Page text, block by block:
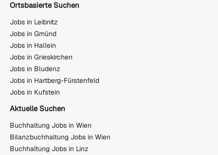
Ortsbasierte Suchen
Jobs in Leibnitz
Jobs in Gmünd
Jobs in Hallein
Jobs in Grieskirchen
Jobs in Bludenz
Jobs in Hartberg-Fürstenfeld
Jobs in Kufstein
Aktuelle Suchen
Buchhaltung Jobs in Wien
Bilanzbuchhaltung Jobs in Wien
Buchhaltung Jobs in Linz